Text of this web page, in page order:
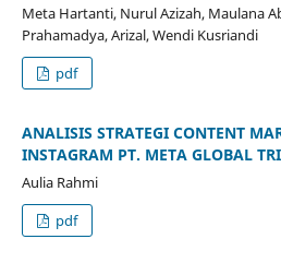
Meta Hartanti, Nurul Azizah, Maulana
Prahamadya, Arizal, Wendi Kusriandi
pdf
ANALISIS STRATEGI CONTENT
INSTAGRAM PT. META GLOBAL
Aulia Rahmi
pdf